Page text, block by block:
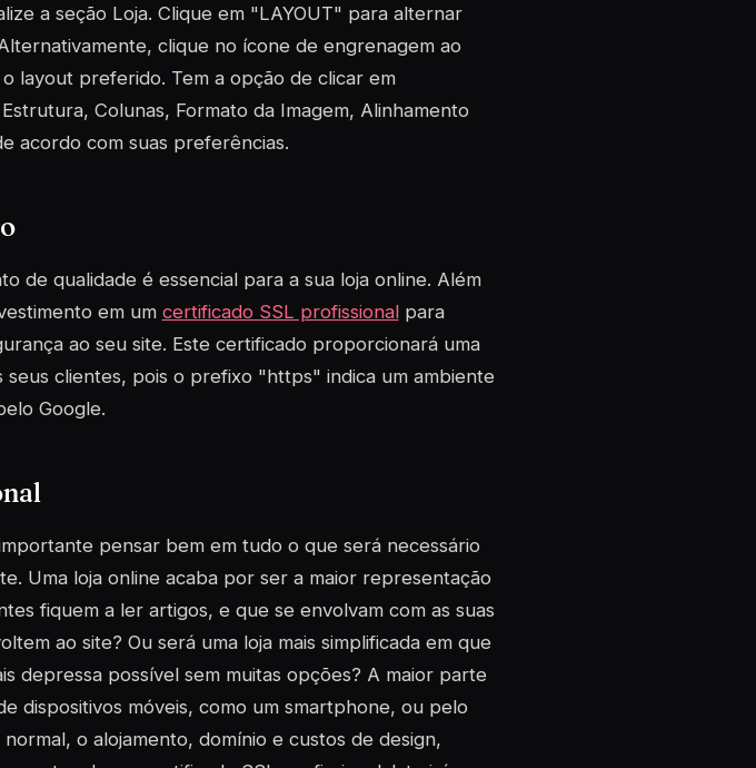
a seção Loja. Clique em "LAYOUT" para alternar
clique no ícone de engrenagem ao
layout preferido. Tem a opção de clicar em
Colunas, Formato da Imagem, Alinhamento
acordo com suas preferências.
de qualidade é essencial para a sua loja online. Além
em um certificado SSL profissionalpara
ao seu site. Este certificado proporcionará uma
seus clientes, pois o prefixo "https" indica um ambiente
Google.
pensar bem em tudo o que será necessário
Uma loja online acaba por ser a maior representação
fiquem a ler artigos, e que se envolvam com as suas
ao site? Ou será uma loja mais simplificada em que
depressa possível sem muitas opções? A maior parte
dispositivos móveis, como um smartphone, ou pelo
o alojamento, domínio e custos de design,